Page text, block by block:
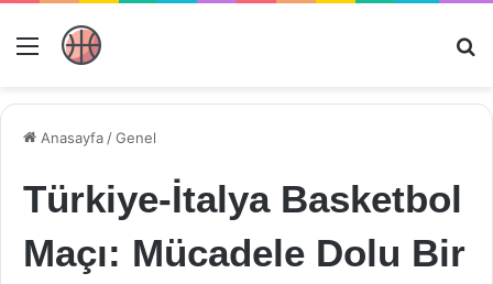
Menü
Anasayfa /Genel
Türkiye-İtalya Basketbol
Maçı: Mücadele Dolu Bir